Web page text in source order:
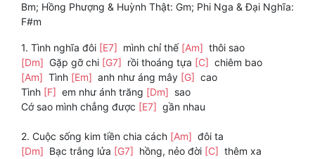
Bm; Hồng Phượng & Huỳnh Thật: Gm; Phi Nga & Đại Nghĩa:
F#m
1. Tình nghĩa đôi [E7] mình chỉ thế [Am] thôi sao
[Dm] Gặp gỡ chi [G7] rồi thoáng tựa [C] chiêm bao
[Am] Tình [Em] anh như áng mây [G] cao
Tình [F] em như ánh trăng [Dm] sao
Cớ sao mình chẳng được [E7] gần nhau
2. Cuộc sống kim tiền chia cách [Am] đôi ta
[Dm] Bạc trắng lửa [G7] hồng, nẻo đời [C] thêm xa